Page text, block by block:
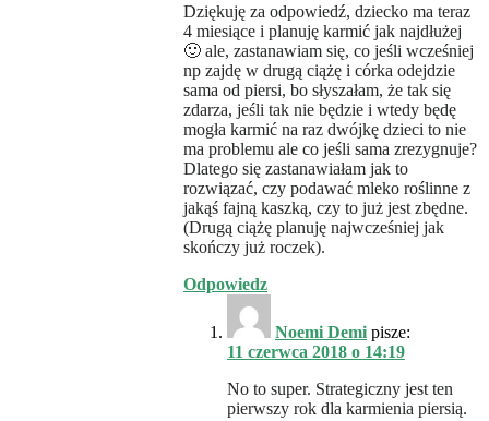
Dziękuję za odpowiedź, dziecko ma teraz
4 miesiące i planuję karmić jak najdłużej
🙂 ale, zastanawiam się, co jeśli wcześniej
np zajdę w drugą ciążę i córka odejdzie
sama od piersi, bo słyszałam, że tak się
zdarza, jeśli tak nie będzie i wtedy będę
mogła karmić na raz dwójkę dzieci to nie
ma problemu ale co jeśli sama zrezygnuje?
Dlatego się zastanawiałam jak to
rozwiązać, czy podawać mleko roślinne z
jakąś fajną kaszką, czy to już jest zbędne.
(Drugą ciążę planuję najwcześniej jak
skończy już roczek).
Odpowiedz
Noemi Demi pisze:
11 czerwca 2018 o 14:19
No to super. Strategiczny jest ten
pierwszy rok dla karmienia piersią.